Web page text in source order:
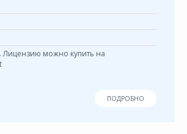
Лицензию можно купить на
ПОДРОБНО